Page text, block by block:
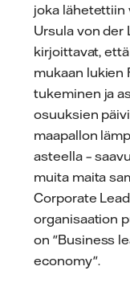
joka lähetettiin
Ursula von
kirjoittavat,
mukaan lukien
tukeminen ja
osuuksien
maapallon
asteella –
muita maita
Corporate
organisaation
on "Business
economy".